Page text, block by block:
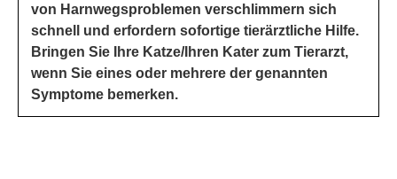
von Harnwegsproblemen verschlimmern sich
schnell und erfordern sofortige tierärztliche Hilfe.
Bringen Sie Ihre Katze/Ihren Kater zum Tierarzt,
wenn Sie eines oder mehrere der genannten
Symptome bemerken.